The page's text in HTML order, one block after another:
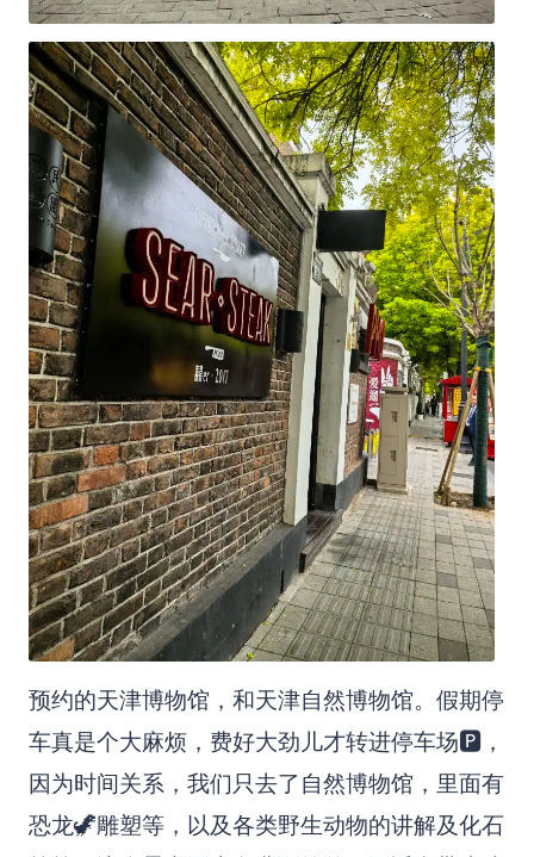
预约的天津博物馆，和天津自然博物馆。假期停
车真是个大麻烦，费好大劲儿才转进停车场🅿，
因为时间关系，我们只去了自然博物馆，里面有
恐龙🦖雕塑等，以及各类野生动物的讲解及化石